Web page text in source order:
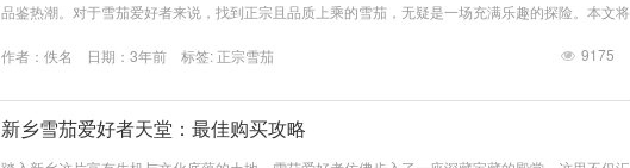
品鉴热潮。对于雪茄爱好者来说，找到正宗且品质上乘的雪茄，无疑是一场充满乐趣的探险。本文将
力。 首先，要明确的是，雪茄的购买并非简单的商品交易，更是一种品味的追求。正宗的雪茄，从
重要。在西安，一些专业的烟酒店或雪茄吧...
作者： 佚名 日期：3年前 标签: 正宗雪茄 9175
新乡雪茄爱好者天堂：最佳购买攻略